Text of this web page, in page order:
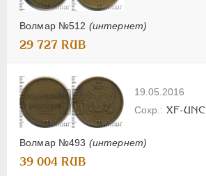
Волмар №512 (интернет)
29 727 RUB
19.05.2016
Волмар №493 (интернет)
XF-UNC
39 004 RUB